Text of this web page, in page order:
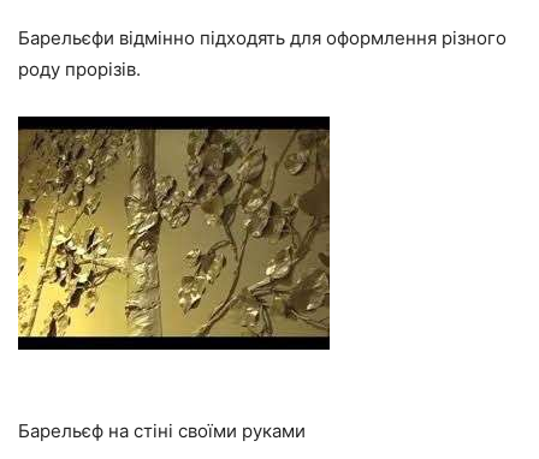
Барельєфи відмінно підходять для оформлення різного
роду прорізів.
Барельєф на стіні своїми руками